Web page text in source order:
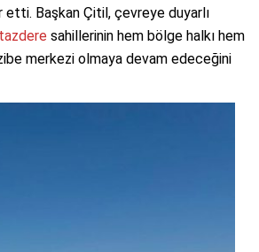
Başkan Çitil, çevreye duyarlı
sahillerinin hem bölge halkı hem
merkezi olmaya devam edeceğini